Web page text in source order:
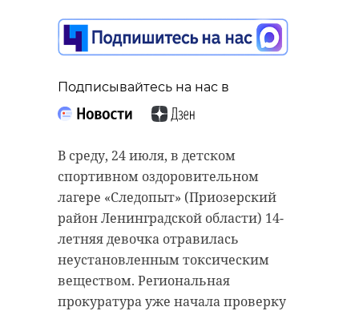
Подписывайтесь на нас в
В среду, 24 июля, в детском
спортивном оздоровительном
лагере «Следопыт» (Приозерский
район Ленинградской области) 14-
летняя девочка отравилась
неустановленным токсическим
веществом. Региональная
прокуратура уже начала проверку